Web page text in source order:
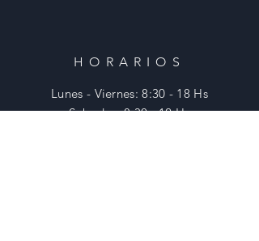
HORARIOS
Lunes - Viernes: 8:30 - 18 Hs
​​Sabados: 8:30 - 12 Hs